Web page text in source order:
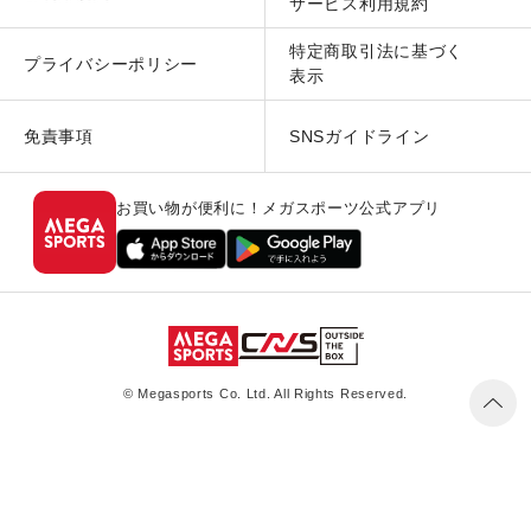
プライバシーポリシー
特定商取引法に基づく
表示
免責事項 SNSガイドライン
お買い物が便利に！メガスポーツ公式アプリ
© Megasports Co. Ltd. All Rights Reserved.